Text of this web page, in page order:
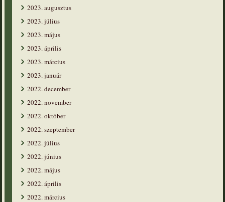
2023. augusztus
2023. július
2023. május
2023. április
2023. március
2023. január
2022. december
2022. november
2022. október
2022. szeptember
2022. július
2022. június
2022. május
2022. április
2022. március